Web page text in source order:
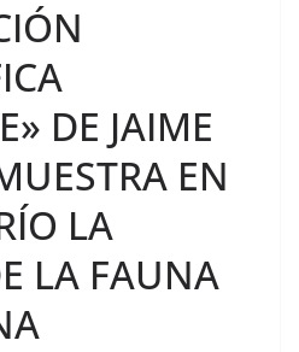
DE JAIME
EN
LA
LA FAUNA